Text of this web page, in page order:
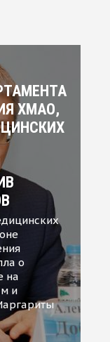
ХМАО,
о
на
и